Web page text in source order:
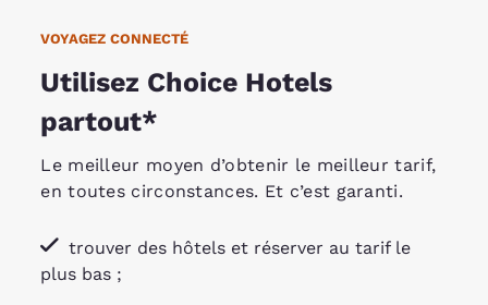
VOYAGEZ CONNECTÉ
Utilisez Choice Hotels
partout*
Le meilleur moyen d’obtenir le meilleur tarif,
en toutes circonstances. Et c’est garanti.
trouver des hôtels et réserver au tarif le
plus bas ;